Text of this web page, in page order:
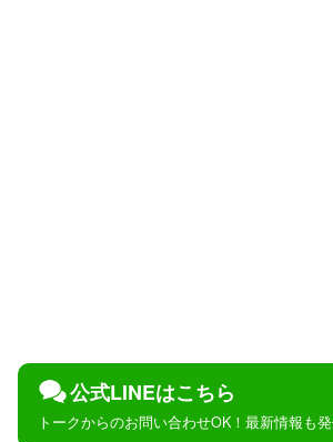
公式LINEはこちら
トークからのお問い合わせOK！最新情報も発